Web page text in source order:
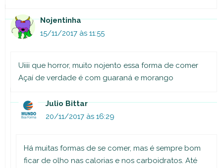
Nojentinha
15/11/2017 às 11:55
Uiiii que horror, muito nojento essa forma de comer
Açaí de verdade é com guaraná e morango
Julio Bittar
20/11/2017 às 16:29
Há muitas formas de se comer, mas é sempre bom
ficar de olho nas calorias e nos carboidratos. Até